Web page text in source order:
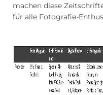
machen diese
für alle Fotografie-